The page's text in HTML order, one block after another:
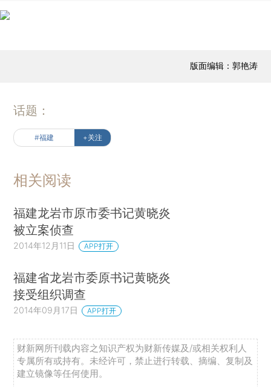
版面编辑：郭艳涛
话题：
#福建 +关注
相关阅读
福建龙岩市原市委书记黄晓炎
被立案侦查
2014年12月11日 APP打开
福建省龙岩市委原书记黄晓炎
接受组织调查
2014年09月17日 APP打开
财新网所刊载内容之知识产权为财新传媒及/或相关权利人
专属所有或持有。未经许可，禁止进行转载、摘编、复制及
建立镜像等任何使用。